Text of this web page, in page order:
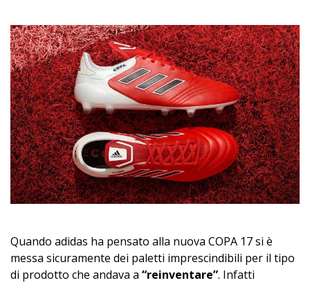
Quando adidas ha pensato alla nuova COPA 17 si è
messa sicuramente dei paletti imprescindibili per il tipo
di prodotto che andava a “reinventare”. Infatti